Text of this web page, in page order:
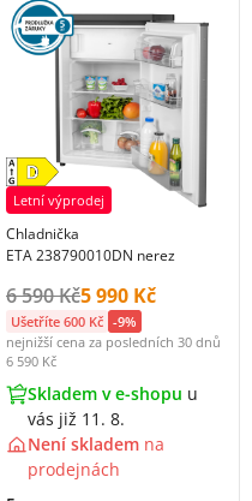
Letní výprodej
Chladnička
ETA 238790010DN nerez
Původní cena s DPH:
6 590 KčCena s DPH:
5 990 Kč
Ušetříte 600 Kč -9%
nejnižší cena za posledních 30 dnů
6 590 Kč
Skladem v e-shopu u
vás již 11. 8.
Není skladem na
prodejnách